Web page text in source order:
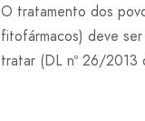
O tratamento dos
fitofármacos) deve
tratar (DL nº 26/2013